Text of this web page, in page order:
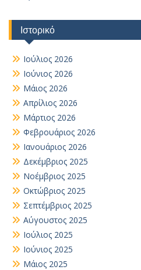
Ιστορικό
Ιούλιος 2026
Ιούνιος 2026
Μάιος 2026
Απρίλιος 2026
Μάρτιος 2026
Φεβρουάριος 2026
Ιανουάριος 2026
Δεκέμβριος 2025
Νοέμβριος 2025
Οκτώβριος 2025
Σεπτέμβριος 2025
Αύγουστος 2025
Ιούλιος 2025
Ιούνιος 2025
Μάιος 2025